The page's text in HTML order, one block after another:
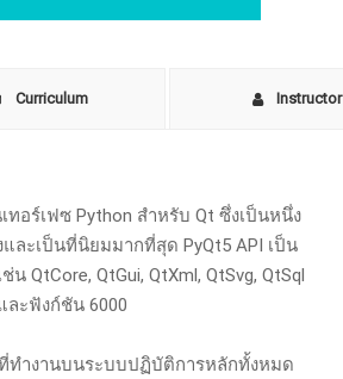
Curriculum Instructor
ทอร์เฟซ Python สำหรับ Qt ซึ่งเป็นหนึ่ง
และเป็นที่นิยมมากที่สุด PyQt5 API เป็น
QtGui, QtXml, QtSvg, QtSql
ละฟังก์ชัน 6000
ทำงานบนระบบปฏิบัติการหลักทั้งหมด